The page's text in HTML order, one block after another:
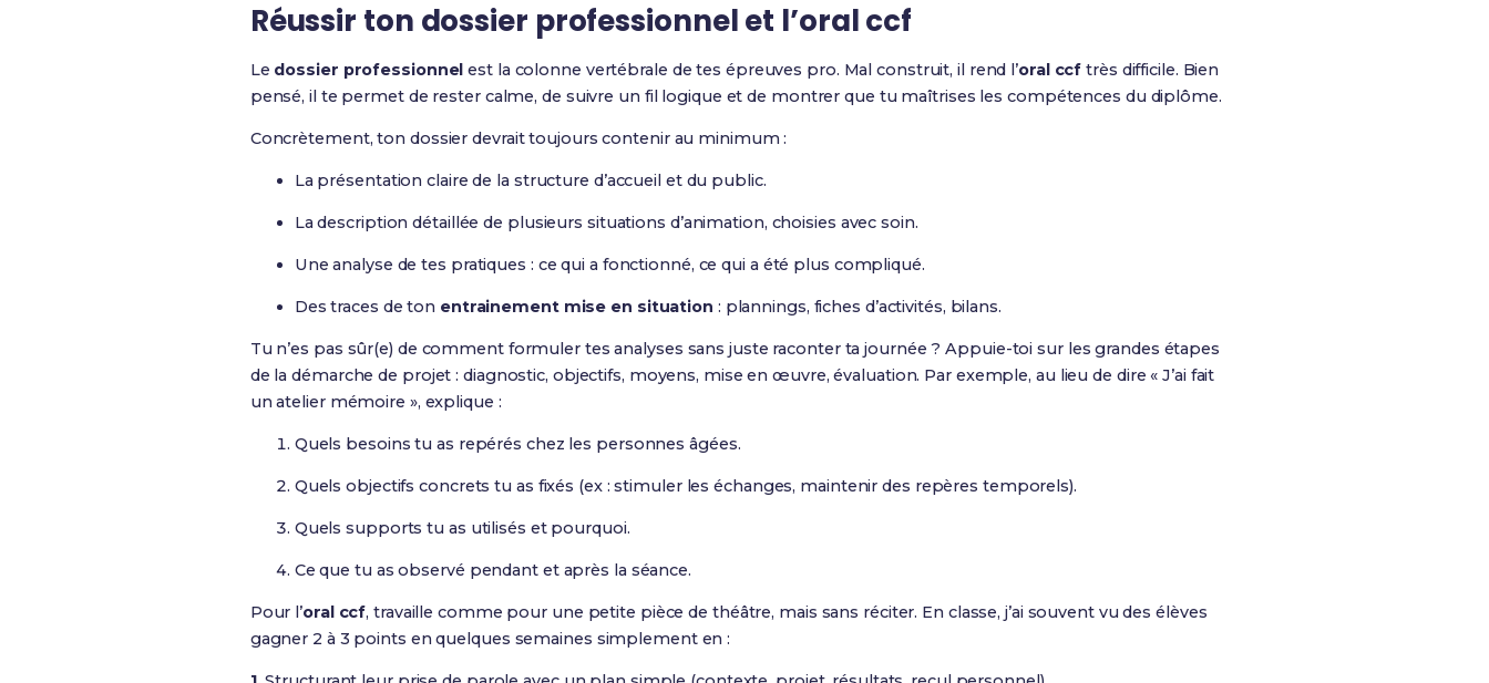
Réussir ton dossier professionnel et l’oral ccf
Le dossier professionnel est la colonne vertébrale de tes épreuves pro. Mal construit, il rend l’oral ccf très difficile. Bien
pensé, il te permet de rester calme, de suivre un fil logique et de montrer que tu maîtrises les compétences du diplôme.
Concrètement, ton dossier devrait toujours contenir au minimum :
La présentation claire de la structure d’accueil et du public.
La description détaillée de plusieurs situations d’animation, choisies avec soin.
Une analyse de tes pratiques : ce qui a fonctionné, ce qui a été plus compliqué.
Des traces de ton entrainement mise en situation : plannings, fiches d’activités, bilans.
Tu n’es pas sûr(e) de comment formuler tes analyses sans juste raconter ta journée ? Appuie-toi sur les grandes étapes
de la démarche de projet : diagnostic, objectifs, moyens, mise en œuvre, évaluation. Par exemple, au lieu de dire « J’ai fait
un atelier mémoire », explique :
Quels besoins tu as repérés chez les personnes âgées.
Quels objectifs concrets tu as fixés (ex : stimuler les échanges, maintenir des repères temporels).
Quels supports tu as utilisés et pourquoi.
Ce que tu as observé pendant et après la séance.
Pour l’oral ccf, travaille comme pour une petite pièce de théâtre, mais sans réciter. En classe, j’ai souvent vu des élèves
gagner 2 à 3 points en quelques semaines simplement en :